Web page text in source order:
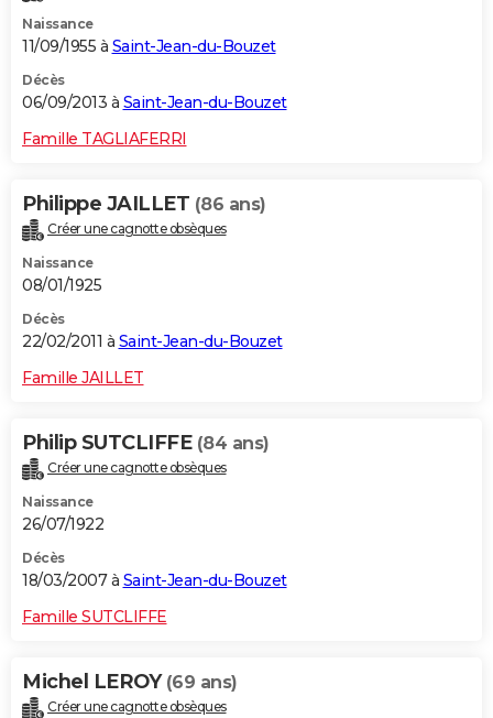
Naissance
11/09/1955 à Saint-Jean-du-Bouzet
Décès
06/09/2013 à Saint-Jean-du-Bouzet
Famille TAGLIAFERRI
Philippe JAILLET (86 ans)
Créer une cagnotte obsèques
Naissance
08/01/1925
Décès
22/02/2011 à Saint-Jean-du-Bouzet
Famille JAILLET
Philip SUTCLIFFE (84 ans)
Créer une cagnotte obsèques
Naissance
26/07/1922
Décès
18/03/2007 à Saint-Jean-du-Bouzet
Famille SUTCLIFFE
Michel LEROY (69 ans)
Créer une cagnotte obsèques